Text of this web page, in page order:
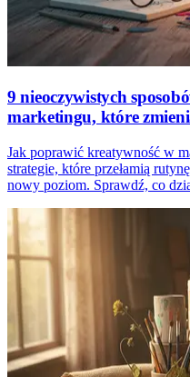
9 nieoczywistych
marketingu, które
Jak poprawić kreatywność w
strategie, które przełamią
nowy poziom. Sprawdź, co